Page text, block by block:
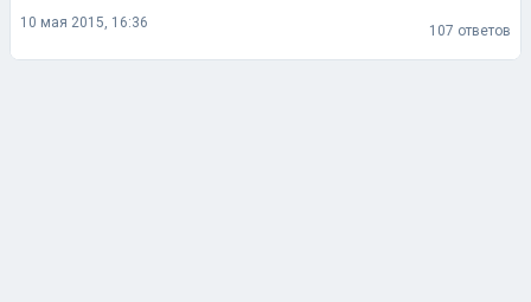
10 мая 2015, 16:36
107 ответов